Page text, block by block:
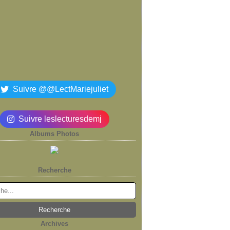
Suivre @@LectMariejuliet
Suivre leslecturesdemj
Albums Photos
Recherche
Archives